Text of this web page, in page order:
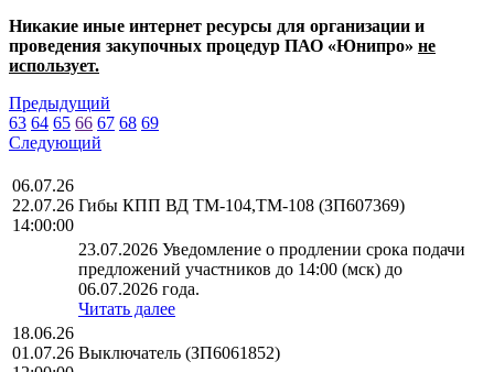
Никакие иные интернет ресурсы для организации и
проведения закупочных процедур ПАО «Юнипро» не
использует.
Предыдущий
63 64 65 66 67 68 69
Следующий
06.07.26
22.07.26
14:00:00
Гибы КПП ВД ТМ-104,ТМ-108 (ЗП607369)
23.07.2026 Уведомление о продлении срока подачи
предложений участников до 14:00 (мск) до
06.07.2026 года.
Читать далее
18.06.26
01.07.26 Выключатель (ЗП6061852)